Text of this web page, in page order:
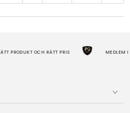
PRODUKT OCH RÄTT PRIS MEDLEM I